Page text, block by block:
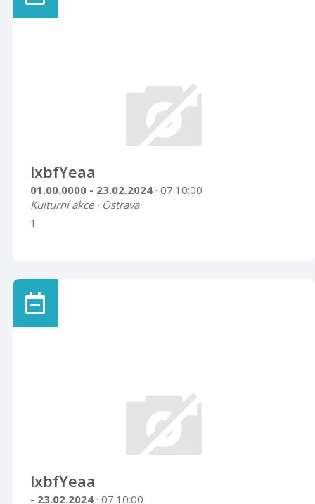
lxbfYeaa
01.00.0000 - 23.02.2024 · 07:10:00
Kulturní akce · Ostrava
1
lxbfYeaa
- 23.02.2024 · 07:10:00